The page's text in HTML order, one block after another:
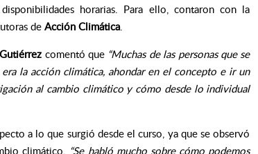
horarias. Para ello, contaron con la
de Acción Climática.
comentó que “Muchas de las personas que se
la acción climática, ahondar en el concepto e ir un
al cambio climático y cómo desde lo individual
a lo que surgió desde el curso, ya que se observó
climático. “Se habló mucho sobre cómo podemos